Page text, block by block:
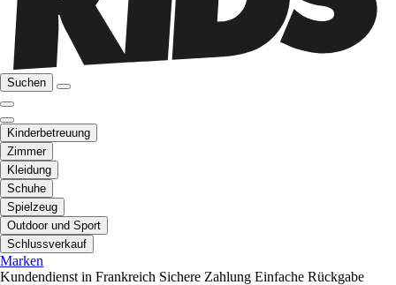
Suchen
Kinderbetreuung
Zimmer
Kleidung
Schuhe
Spielzeug
Outdoor und Sport
Schlussverkauf
Marken
Kundendienst in Frankreich Sichere Zahlung Einfache Rückgabe